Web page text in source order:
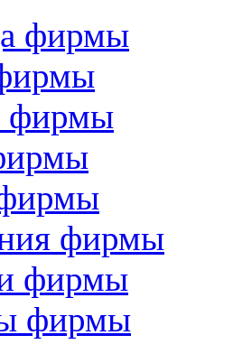
фирмы
фирмы
фирмы
фирмы
фирмы